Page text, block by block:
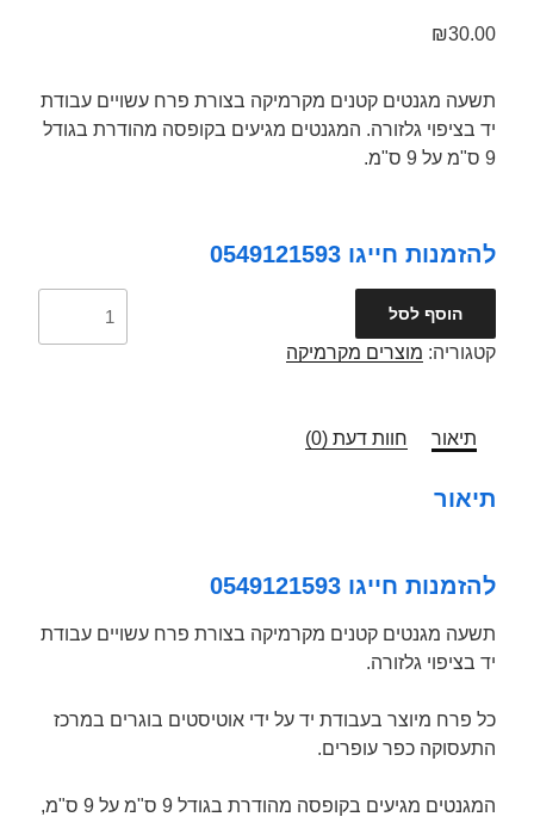
₪30.00
תשעה מגנטים קטנים מקרמיקה בצורת פרח עשויים עבודת
יד בציפוי גלזורה. המגנטים מגיעים בקופסה מהודרת בגודל
9 ס"מ על 9 ס"מ.
להזמנות חייגו 0549121593
הוסף לסל
קטגוריה: מוצרים מקרמיקה
תיאור חוות דעת (0)
תיאור
להזמנות חייגו 0549121593
תשעה מגנטים קטנים מקרמיקה בצורת פרח עשויים עבודת
יד בציפוי גלזורה.
כל פרח מיוצר בעבודת יד על ידי אוטיסטים בוגרים במרכז
התעסוקה כפר עופרים.
המגנטים מגיעים בקופסה מהודרת בגודל 9 ס"מ על 9 ס"מ,